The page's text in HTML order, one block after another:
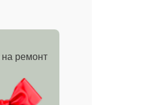
на ремонт